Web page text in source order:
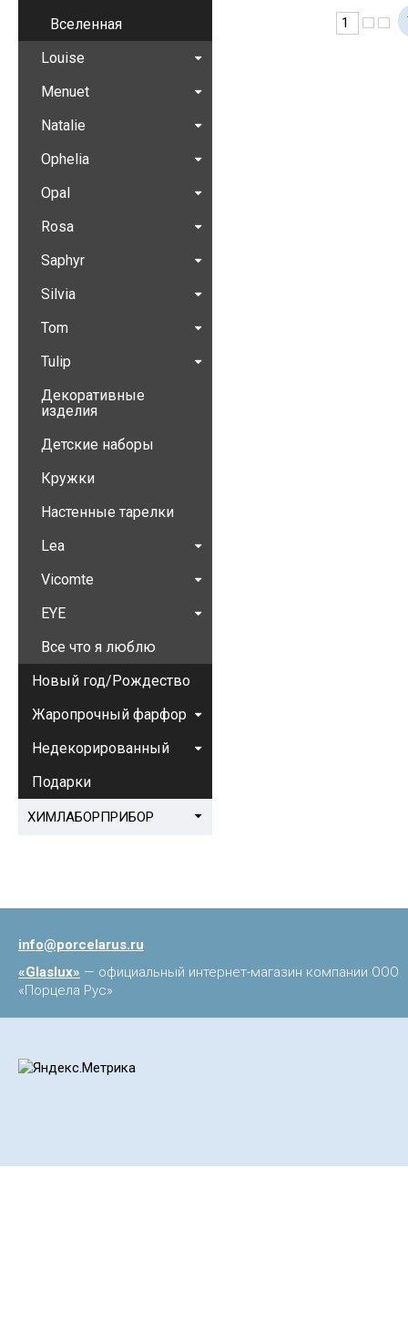
Вселенная
Louise
Menuet
Natalie
Ophelia
Opal
Rosa
Saphyr
Silvia
Tom
Tulip
Декоративные
изделия
Детские наборы
Кружки
Настенные тарелки
Lea
Vicomte
EYE
Все что я люблю
Новый год/Рождество
Жаропрочный фарфор
Недекорированный
Подарки
ХИМЛАБОРПРИБОР
info@porcelarus.ru
«Glaslux» — официальный интернет-магазин компании ООО
«Порцела Рус»